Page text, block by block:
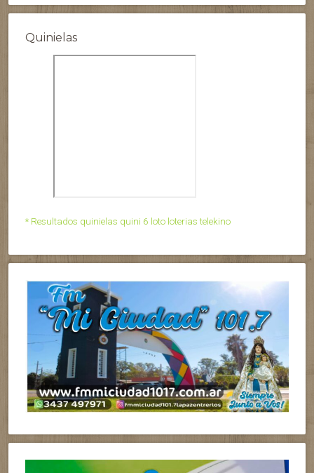
Quinielas
* Resultados quinielas quini 6 loto loterias telekino